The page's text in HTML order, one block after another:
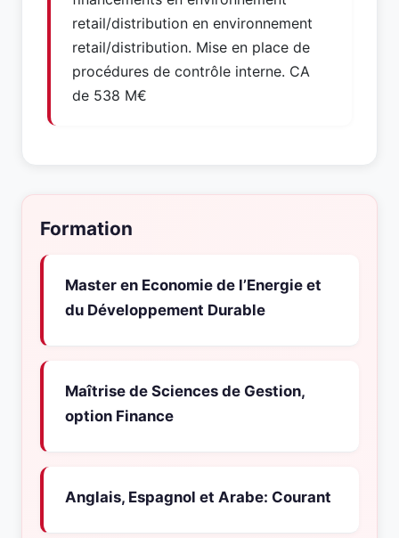
retail/distribution en environnement
retail/distribution. Mise en place de
procédures de contrôle interne. CA
de 538 M€
Formation
Master en Economie de l’Energie et
du Développement Durable
Maîtrise de Sciences de Gestion,
option Finance
Anglais, Espagnol et Arabe: Courant